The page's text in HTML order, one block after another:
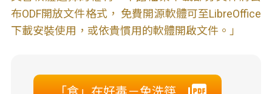
布ODF開放文件格式， 免費開源軟體可至LibreOffice
下載安裝使用，或依貴慣用的軟體開啟文件。」